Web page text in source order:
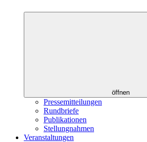
öffnen
Pressemitteilungen
Rundbriefe
Publikationen
Stellungnahmen
Veranstaltungen